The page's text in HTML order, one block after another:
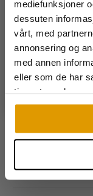
mediefunksjoner
dessuten
vårt, med
annonsering og
med annen
eller som de har
tjenestene deres.
populært!
Innhold:150 g
Allergener:
👇 Se mer
oppbevaring i
Email
med i
*Rabatten gjelder kun ordinære